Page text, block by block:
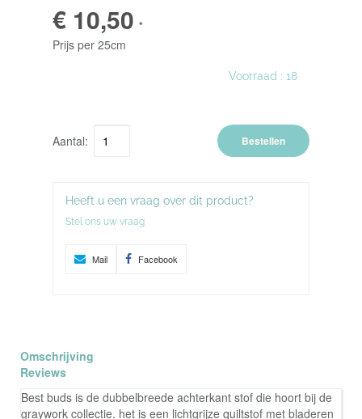
€ 10,50 *
Prijs per 25cm
Voorraad : 18
Aantal: Bestellen
Heeft u een vraag over dit product?
Stel ons uw vraag
Mail Facebook
Omschrijving
Reviews
Best buds is de dubbelbreede achterkant stof die hoort bij de
graywork collectie. het is een lichtgrijze quiltstof met bladeren